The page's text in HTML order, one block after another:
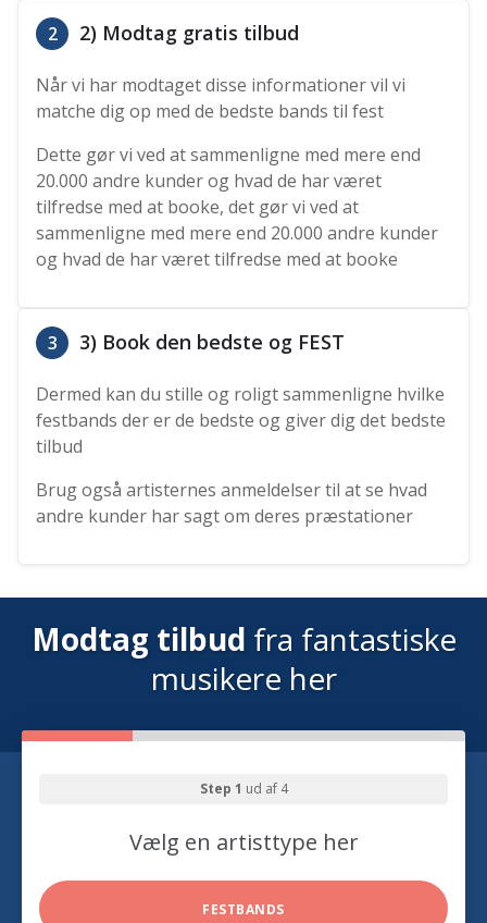
2 2) Modtag gratis tilbud
Når vi har modtaget disse informationer vil vi
matche dig op med de bedste bands til fest
Dette gør vi ved at sammenligne med mere end
20.000 andre kunder og hvad de har været
tilfredse med at booke, det gør vi ved at
sammenligne med mere end 20.000 andre kunder
og hvad de har været tilfredse med at booke
3 3) Book den bedste og FEST
Dermed kan du stille og roligt sammenligne hvilke
festbands der er de bedste og giver dig det bedste
tilbud
Brug også artisternes anmeldelser til at se hvad
andre kunder har sagt om deres præstationer
Modtag tilbud fra fantastiske
musikere her
Step 1 ud af 4
Vælg en artisttype her
FESTBANDS